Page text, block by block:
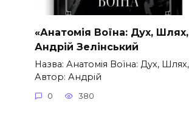
«Анатомія Воїна: Дух,
Андрій Зелінський
Назва: Анатомія Воїна: Дух,
Автор: Андрій
0 380